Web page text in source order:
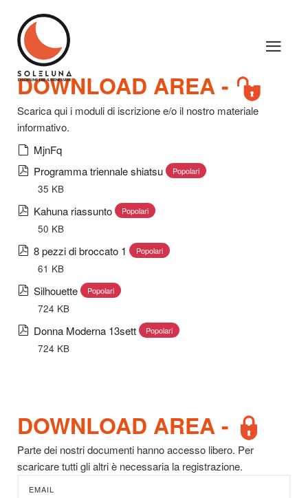
DOWNLOAD AREA -
Scarica qui i moduli di iscrizione e/o il nostro materiale
informativo.
default
MjnFq
pdf
Programma triennale shiatsu Popolari
35 KB
pdf
Kahuna riassunto Popolari
50 KB
pdf
8 pezzi di broccato 1 Popolari
61 KB
pdf
Silhouette Popolari
724 KB
pdf
Donna Moderna 13sett Popolari
724 KB
DOWNLOAD AREA -
Parte dei nostri documenti hanno accesso libero. Per
scaricare tutti gli altri è necessaria la registrazione.